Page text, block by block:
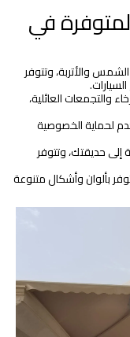
في
والأتربة، وتتوفر
العائلية،
لحماية الخصوصية
حديقتك، وتتوفر
بألوان وأشكال متنوعة